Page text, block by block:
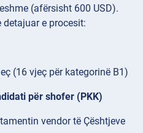
(afërsisht 600 USD).
detajuar e procesit:
(16 vjeç për kategorinë B1)
për shofer (PKK)
vendor të Çështjeve